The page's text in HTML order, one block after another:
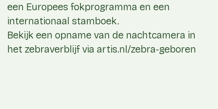
een Europees fokprogramma en een
internationaal stamboek.
Bekijk een opname van de nachtcamera in
het zebraverblijf via artis.nl/zebra-geboren